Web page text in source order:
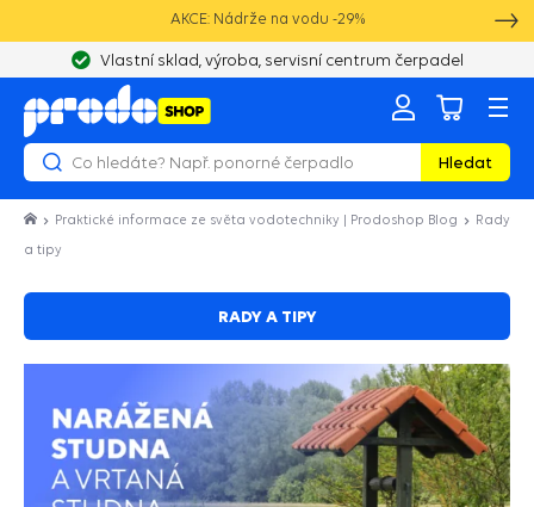
AKCE: Nádrže na vodu -29%
Vlastní sklad, výroba, servisní centrum čerpadel
Hledat
Praktické informace ze světa vodotechniky | Prodoshop Blog Rady
a tipy
RADY A TIPY